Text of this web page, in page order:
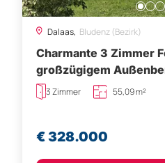
Dalaas, Bludenz (Bezirk)
Charmante 3 Zimmer
großzügigem
3 Zimmer 55,09 m²
€ 328.000